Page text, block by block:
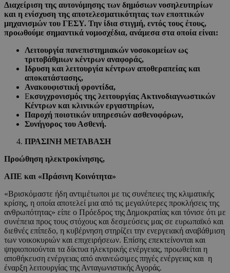
Διαχείριση της αυτονόμησης των δημόσιων νοσηλευτηρίων
και η ενίσχυση της αποτελεσματικότητας των εποπτικών
μηχανισμών του ΓΕΣΥ. Την ίδια στιγμή, εντός τους έτους,
προωθούμε σημαντικά νομοσχέδια, ανάμεσα στα οποία είναι:
Λειτουργία πανεπιστημιακών νοσοκομείων ως
τριτοβάθμιων κέντρων αναφοράς,
Ιδρυση και λειτουργία κέντρων αποθεραπείας και
αποκατάστασης,
Ανακουφιστική φροντίδα,
Εκσυγχρονισμός της λειτουργίας Ακτινοδιαγνωστικών
Κέντρων και κλινικών εργαστηρίων,
Παροχή ποιοτικών υπηρεσιών ασθενοφόρων,
Συνήγορος του Ασθενή.
ΠΡΑΣΙΝΗ ΜΕΤΑΒΑΣΗ
Προώθηση ηλεκτροκίνησης,
ΑΠΕ και «Πράσινη Κοινότητα»
«Βρισκόμαστε ήδη αντιμέτωποι με τις συνέπειες της κλιματικής
κρίσης, η οποία αποτελεί μια από τις μεγαλύτερες προκλήσεις της
ανθρωπότητας» είπε ο Πρόεδρος της Δημοκρατίας και τόνισε ότι με
συνέπεια προς τους στόχους και δεσμεύσεις μας σε ευρωπαϊκό και
διεθνές επίπεδο, η κυβέρνηση στηρίζει την ενεργειακή αναβάθμιση
των νοικοκυριών και επιχειρήσεων. Επίσης επεκτείνονται και
ψηφιοποιούνται τα δίκτυα ηλεκτρικής ενέργειας, προωθείται η
αποθήκευση ενέργειας από ανανεώσιμες πηγές ενέργειας και η
έναρξη λειτουργίας της Ανταγωνιστικής Αγοράς.